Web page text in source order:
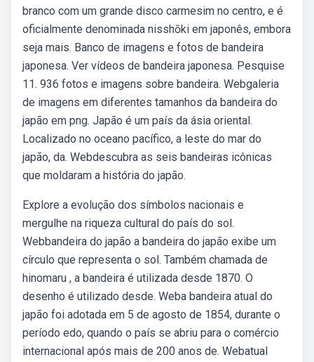
branco com um grande disco carmesim no centro, e é
oficialmente denominada nisshōki em japonês, embora
seja mais. Banco de imagens e fotos de bandeira
japonesa. Ver vídeos de bandeira japonesa. Pesquise
11. 936 fotos e imagens sobre bandeira. Webgaleria
de imagens em diferentes tamanhos da bandeira do
japão em png. Japão é um país da ásia oriental.
Localizado no oceano pacífico, a leste do mar do
japão, da. Webdescubra as seis bandeiras icônicas
que moldaram a história do japão.
Explore a evolução dos símbolos nacionais e
mergulhe na riqueza cultural do país do sol.
Webbandeira do japão a bandeira do japão exibe um
círculo que representa o sol. Também chamada de
hinomaru , a bandeira é utilizada desde 1870. O
desenho é utilizado desde. Weba bandeira atual do
japão foi adotada em 5 de agosto de 1854, durante o
período edo, quando o país se abriu para o comércio
internacional após mais de 200 anos de. Webatual